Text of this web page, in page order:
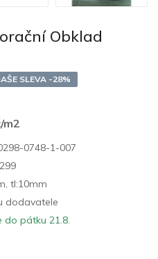
Obklad
SLEVA -28%
m2
0748-1-007
tl:10mm
dodavatele
do pátku 21.8.